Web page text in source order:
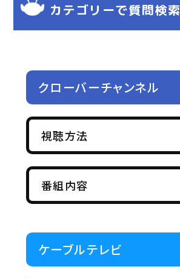
カテゴリーで質問検索
クローバーチャンネル
視聴方法
番組内容
ケーブルテレビ